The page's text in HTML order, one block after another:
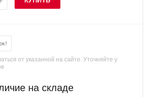
от указанной на сайте. Уточняйте у
на складе